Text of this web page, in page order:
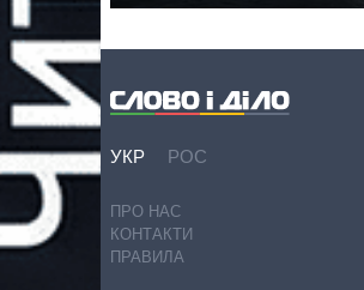
УКР РОС
ПРО НАС
КОНТАКТИ
ПРАВИЛА